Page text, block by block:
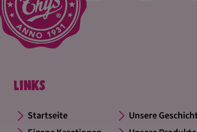
Links
Startseite
Unsere